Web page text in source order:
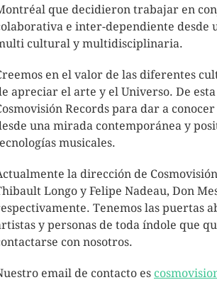
que decidieron trabajar en
e inter-dependiente desde
cultural y multidisciplinaria.
en el valor de las diferentes
apreciar el arte y el Universo. De
Records para dar a
una mirada contemporánea y
musicales.
la dirección de
Longo y Felipe Nadeau, Don
Tenemos las puertas
y personas de toda índole que
con nosotros.
email de contacto es